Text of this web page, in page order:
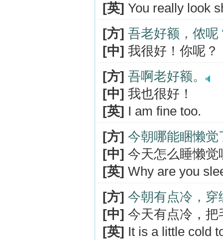
[英] You really look
[方] 吾老好额，侬呢
[中] 我很好！你呢？
[方] 吾啊老好额。
[中] 我也很好！
[英] I am fine too.
[方] 今朝哪能睏懒觉
[中] 今天怎么睡懒觉
[英] Why are you
[方] 今朝有点冷，穿
[中] 今天有点冷，把
[英] It is a little cold